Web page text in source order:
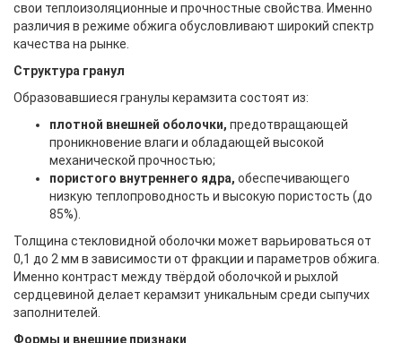
свои теплоизоляционные и прочностные свойства. Именно
различия в режиме обжига обусловливают широкий спектр
качества на рынке.
Структура гранул
Образовавшиеся гранулы керамзита состоят из:
плотной внешней оболочки, предотвращающей
проникновение влаги и обладающей высокой
механической прочностью;
пористого внутреннего ядра, обеспечивающего
низкую теплопроводность и высокую пористость (до
85%).
Толщина стекловидной оболочки может варьироваться от
0,1 до 2 мм в зависимости от фракции и параметров обжига.
Именно контраст между твёрдой оболочкой и рыхлой
сердцевиной делает керамзит уникальным среди сыпучих
заполнителей.
Формы и внешние признаки